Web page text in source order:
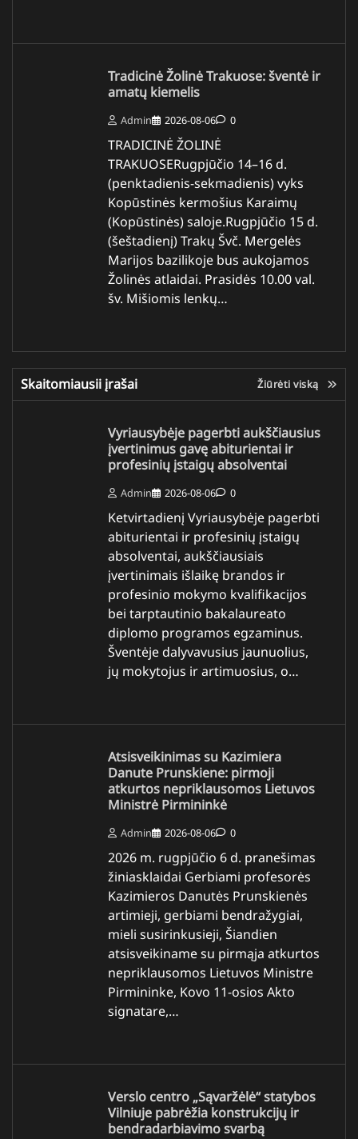
Tradicinė Žolinė Trakuose: šventė ir
amatų kiemelis
Admin 2026-08-06 0
TRADICINĖ ŽOLINĖ
TRAKUOSERugpjūčio 14–16 d.
(penktadienis-sekmadienis) vyks
Kopūstinės kermošius Karaimų
(Kopūstinės) saloje.Rugpjūčio 15 d.
(šeštadienį) Trakų Švč. Mergelės
Marijos bazilikoje bus aukojamos
Žolinės atlaidai. Prasidės 10.00 val.
šv. Mišiomis lenkų…
Skaitomiausii įrašai Žiūrėti viską
Vyriausybėje pagerbti aukščiausius
įvertinimus gavę abiturientai ir
profesinių įstaigų absolventai
Admin 2026-08-06 0
Ketvirtadienį Vyriausybėje pagerbti
abiturientai ir profesinių įstaigų
absolventai, aukščiausiais
įvertinimais išlaikę brandos ir
profesinio mokymo kvalifikacijos
bei tarptautinio bakalaureato
diplomo programos egzaminus.
Šventėje dalyvavusius jaunuolius,
jų mokytojus ir artimuosius, o…
Atsisveikinimas su Kazimiera
Danute Prunskiene: pirmoji
atkurtos nepriklausomos Lietuvos
Ministrė Pirmininkė
Admin 2026-08-06 0
2026 m. rugpjūčio 6 d. pranešimas
žiniasklaidai Gerbiami profesorės
Kazimieros Danutės Prunskienės
artimieji, gerbiami bendražygiai,
mieli susirinkusieji, Šiandien
atsisveikiname su pirmąja atkurtos
nepriklausomos Lietuvos Ministre
Pirmininke, Kovo 11-osios Akto
signatare,…
Verslo centro „Sąvaržėlė“ statybos
Vilniuje pabrėžia konstrukcijų ir
bendradarbiavimo svarbą